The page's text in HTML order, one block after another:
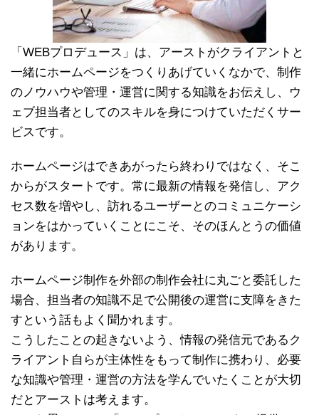
「WEBプロデュース」は、アーストがクライアントと
一緒にホームページをつくりあげていくなかで、制作
のノウハウや管理・運営に関する知識をお伝えし、ウ
ェブ担当者としてのスキルを身につけていただくサー
ビスです。
ホームページはできあがったら終わりではなく、そこ
からがスタートです。常に最新の情報を発信し、アク
セス数を増やし、訪れるユーザーとのコミュニケーシ
ョンをはかっていくことにこそ、そのほんとうの価値
があります。
ホームページ制作を外部の制作会社に丸ごと委託した
場合、担当者の知識不足で公開後の運営に支障をきた
すという話もよく聞かれます。
こうしたことの起きないよう、情報の発信元であるク
ライアント自らが主体性をもって制作に携わり、必要
な知識や管理・運営の方法を学んでいたくことが大切
だとアーストは考えます。